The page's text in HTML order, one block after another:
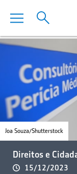
Joa Souza/Shutterstock
Direitos e
15/12/2023